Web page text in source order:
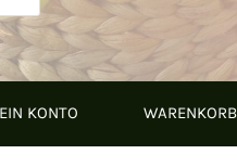
KONTO WARENKORB